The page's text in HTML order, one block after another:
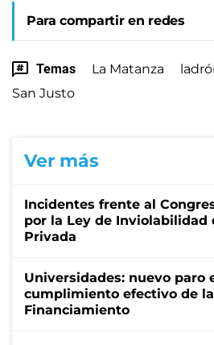
Para compartir en redes
Temas La Matanza
San Justo
Ver más
Incidentes frente al
por la Ley de Inviolabilidad
Privada
Universidades: nuevo paro
cumplimiento efectivo de
Financiamiento